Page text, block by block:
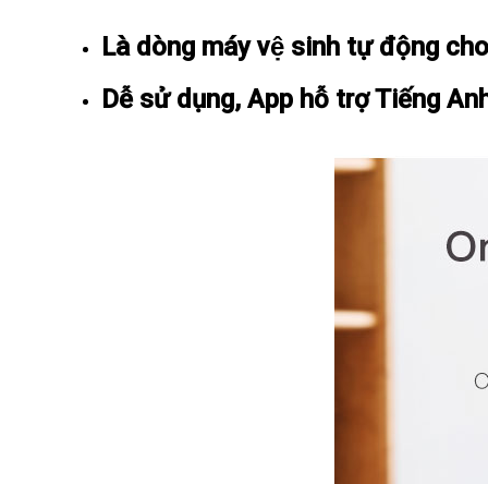
Là dòng máy vệ sinh tự động
Dễ sử dụng, App hỗ trợ Tiếng